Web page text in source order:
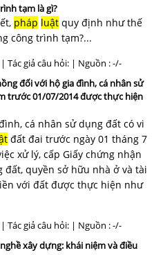
tạm là gì?
pháp luật quy định như thế
công trình tạm?...
Tác giả câu hỏi: | Nguồn : -/-
đối với hộ gia đình, cá nhân sử
trước 01/07/2014 được thực hiện
cá nhân sử dụng đất có vi
đất đai trước ngày 01 tháng 7
xử lý, cấp Giấy chứng nhận
đất, quyền sở hữu nhà ở và tài
với đất được thực hiện như
Tác giả câu hỏi: | Nguồn : -/-
xây dựng: khái niệm và điều